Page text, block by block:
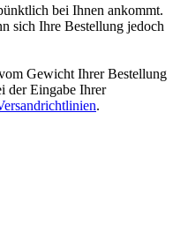
bei Ihnen ankommt.
sich Ihre Bestellung jedoch
Gewicht Ihrer Bestellung
der Eingabe Ihrer
.